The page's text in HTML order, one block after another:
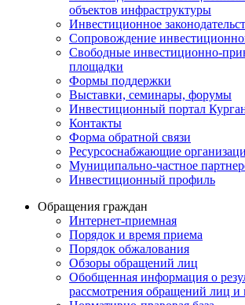
объектов инфраструктуры
Инвестиционное
Сопровождение
Свободные инвестиционно-
площадки
Формы поддержки
Выставки, семинары, форумы
Инвестиционный портал
Контакты
Форма обратной связи
Ресурсоснабжающие
Муниципально-частное
Инвестиционный профиль
Обращения граждан
Интернет-приемная
Порядок и время приема
Порядок обжалования
Обзоры обращений лиц
Обобщенная информация о
рассмотрения обращений лиц и